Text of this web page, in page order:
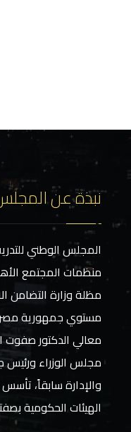
نبذة عن
المجلس الوطني
منظمات المجتمع
مظلة وزارة التضامن
مستوي جمهورية مصر
معالي الدكتور صفوت
مجلس الوزراء ورئيس
والإدارة سابقاً،
الهيئات الحكومية